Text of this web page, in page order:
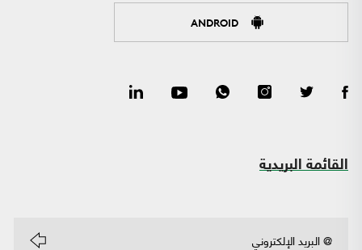
ANDROID
القائمة البريدية